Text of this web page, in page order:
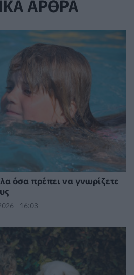
ΑΡΘΡΑ
όσα πρέπει να γνωρίζετε
- 16:03